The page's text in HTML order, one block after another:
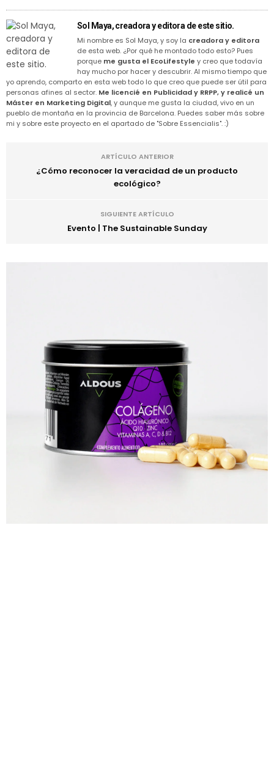
Sol Maya, creadora y editora de este sitio.
Mi nombre es Sol Maya, y soy la creadora y editora
de esta web. ¿Por qué he montado todo esto? Pues
porque me gusta el EcoLifestyle y creo que todavía
hay mucho por hacer y descubrir. Al mismo tiempo que
yo aprendo, comparto en esta web todo lo que creo que puede ser útil para
personas afines al sector. Me licencié en Publicidad y RRPP, y realicé un
Máster en Marketing Digital, y aunque me gusta la ciudad, vivo en un
pueblo de montaña en la provincia de Barcelona. Puedes saber más sobre
mi y sobre este proyecto en el apartado de "Sobre Essencialis". :)
ARTÍCULO ANTERIOR
¿Cómo reconocer la veracidad de un producto
ecológico?
SIGUIENTE ARTÍCULO
Evento | The Sustainable Sunday